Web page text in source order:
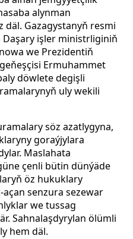
alynman
Gazagystanyň resmi
işler ministrliginiň
we Prezidentiň
Ermuhammet
döwlete degişli
uly wekili
söz azatlygyna,
goraýjylara
Maslahata
çenli bütin dünýäde
öz hukuklary
senzura sezewar
we tussag
Sahnalaşdyrylan ölümli
hem däl.